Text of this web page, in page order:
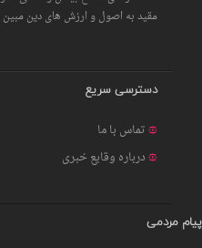
مقید به اصول و ارزش های دین مبین
دسترسی سریع
تماس با ما
درباره وقایع خبری
پیام مردمی